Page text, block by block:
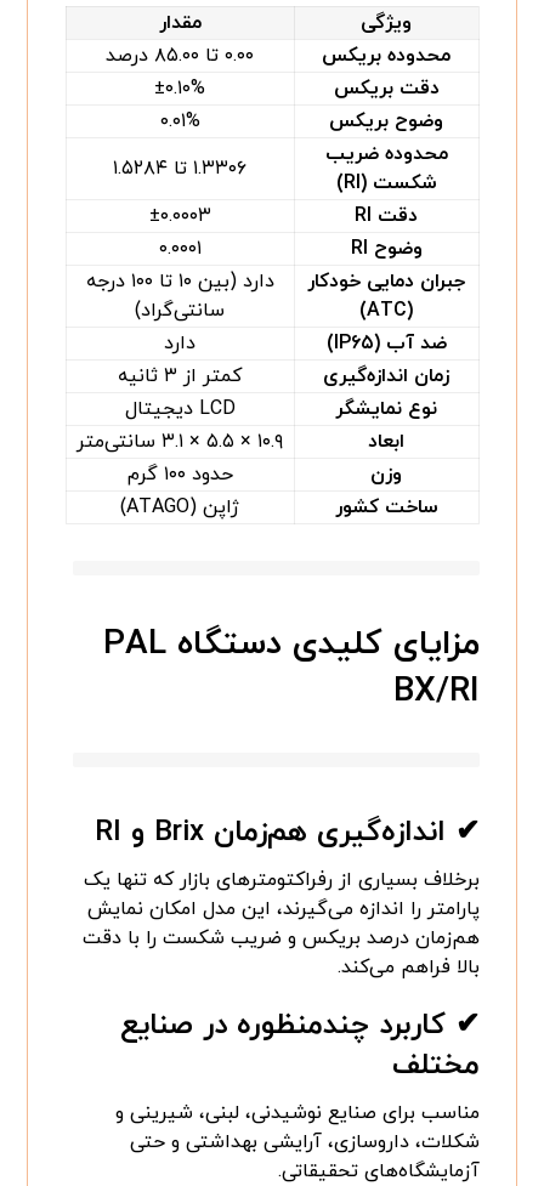
ویژگی
مقدار
محدوده بریکس
۰.۰۰ تا ۸۵.۰۰ درصد
دقت بریکس
±۰.۱۰%
وضوح بریکس
۰.۰۱%
محدوده ضریب
شکست (RI)
۱.۳۳۰۶ تا ۱.۵۲۸۴
دقت RI
±۰.۰۰۰۳
وضوح RI
۰.۰۰۰۱
جبران دمایی خودکار
(ATC)
دارد (بین ۱۰ تا ۱۰۰ درجه
سانتی‌گراد)
ضد آب (IP۶۵)
دارد
زمان اندازه‌گیری
کمتر از ۳ ثانیه
نوع نمایشگر
LCD دیجیتال
ابعاد
۱۰.۹ × ۵.۵ × ۳.۱ سانتی‌متر
وزن
حدود ۱۰۰ گرم
ساخت کشور
ژاپن (ATAGO)
مزایای کلیدی دستگاه PAL
BX/RI
✔ اندازه‌گیری هم‌زمان Brix و RI
برخلاف بسیاری از رفراکتومترهای بازار که تنها یک
پارامتر را اندازه می‌گیرند، این مدل امکان نمایش
هم‌زمان درصد بریکس و ضریب شکست را با دقت
بالا فراهم می‌کند.
✔ کاربرد چندمنظوره در صنایع
مختلف
مناسب برای صنایع نوشیدنی، لبنی، شیرینی و
شکلات، داروسازی، آرایشی بهداشتی و حتی
آزمایشگاه‌های تحقیقاتی.